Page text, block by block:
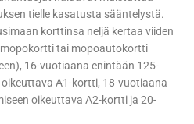
tielle kasatusta sääntelystä.
korttinsa neljä kertaa viiden
tai mopoautokortti
16-vuotiaana enintään 125-
A1-kortti, 18-vuotiaana
oikeuttava A2-kortti ja 20-